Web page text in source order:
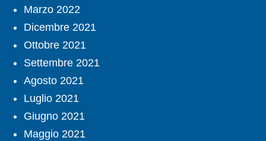
Marzo 2022
Dicembre 2021
Ottobre 2021
Settembre 2021
Agosto 2021
Luglio 2021
Giugno 2021
Maggio 2021